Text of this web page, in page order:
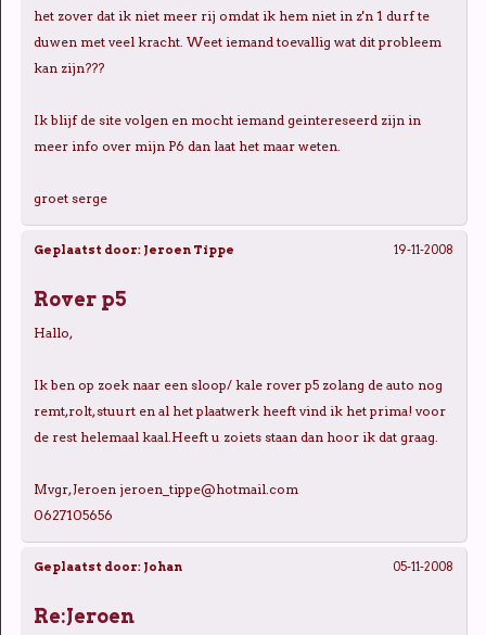
het zover dat ik niet meer rij omdat ik hem niet in z'n 1 durf te
duwen met veel kracht. Weet iemand toevallig wat dit probleem
kan zijn???
Ik blijf de site volgen en mocht iemand geintereseerd zijn in
meer info over mijn P6 dan laat het maar weten.
groet serge
19-11-2008
Geplaatst door: Jeroen Tippe
Rover p5
Hallo,
Ik ben op zoek naar een sloop/ kale rover p5 zolang de auto nog
remt,rolt, stuurt en al het plaatwerk heeft vind ik het prima! voor
de rest helemaal kaal.Heeft u zoiets staan dan hoor ik dat graag.
Mvgr, Jeroen jeroen_tippe@hotmail.com
0627105656
05-11-2008
Geplaatst door: Johan
Re:Jeroen